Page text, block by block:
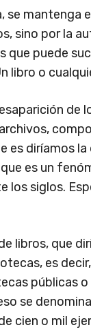
se mantenga
sino por la
que puede
libro o
de
es diríamos
es un
los siglos.
libros, que
es
públicas
se
cien o mil